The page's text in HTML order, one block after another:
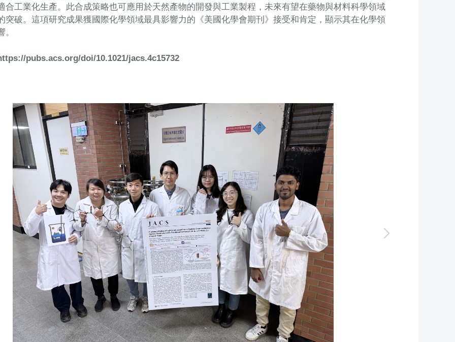
合工業化生產。此合成策略也可應用於天然產物的開發與工業製程，未來有望在藥物與材料科學領域
突破。這項研究成果獲國際化學領域最具影響力的《美國化學會期刊》接受和肯定，顯示其在化學領
pubs.acs.org/doi/10.1021/jacs.4c15732